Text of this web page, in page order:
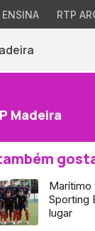
ENSINA RTP
Madeira
Marítimo
Sporting
lugar